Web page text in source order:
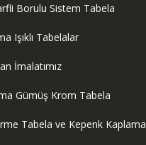
Borulu Sistem Tabela
Işıklı Tabelalar
İmalatımız
Gümüş Krom Tabela
Tabela ve Kepenk Kaplama